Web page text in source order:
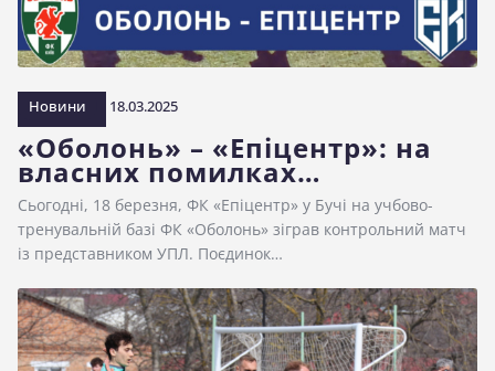
Новини 18.03.2025
«Оболонь» – «Епіцентр»: на
власних помилках…
Сьогодні, 18 березня, ФК «Епіцентр» у Бучі на учбово-
тренувальній базі ФК «Оболонь» зіграв контрольний матч
із представником УПЛ. Поєдинок…